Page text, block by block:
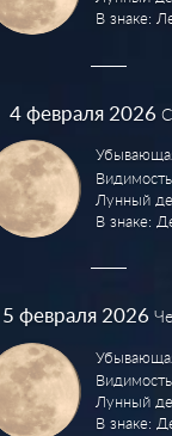
В знаке:
4февраля 2026
Лунный
В знаке:
5 февраля 2026
Лунный
В знаке: